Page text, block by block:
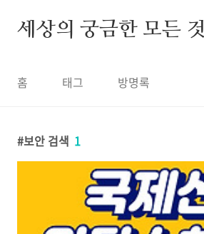
세상의 궁금한 모든 것
홈 태그 방명록
보안 검색 1